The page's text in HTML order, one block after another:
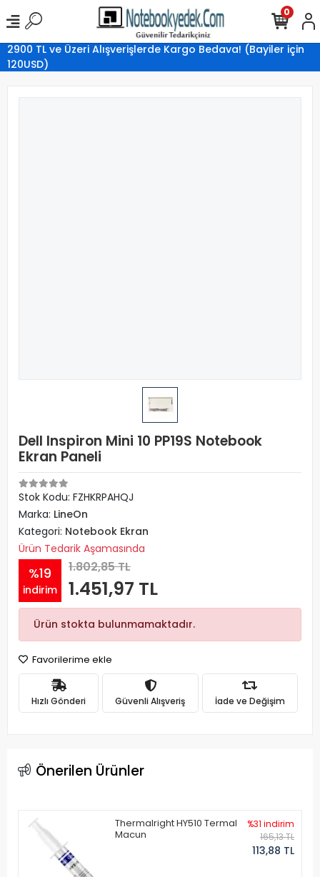
2900 TL ve Üzeri Alışverişlerde Kargo Bedava! (Bayiler için
120USD)
0
Dell Inspiron Mini 10 PP19S Notebook
Ekran Paneli
Stok Kodu: FZHKRPAHQJ
Marka: LineOn
Kategori: Notebook Ekran
Ürün Tedarik Aşamasında
%19
indirim
1.802,85 TL
1.451,97 TL
Ürün stokta bulunmamaktadır.
Favorilerime ekle
Hızlı Gönderi Güvenli Alışveriş İade ve Değişim
Önerilen Ürünler
Thermalright HY510 Termal
Macun
%31 indirim
165,13 TL
113,88 TL